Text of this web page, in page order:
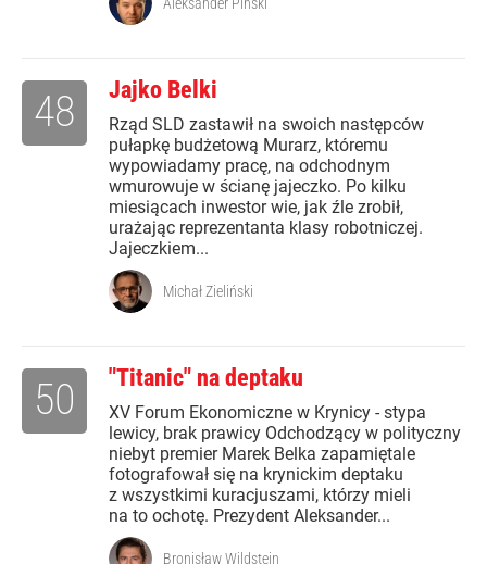
Jajko Belki
Rząd SLD zastawił na swoich następców
pułapkę budżetową Murarz, któremu
wypowiadamy pracę, na odchodnym
wmurowuje w ścianę jajeczko. Po kilku
miesiącach inwestor wie, jak źle zrobił,
urażając reprezentanta klasy robotniczej.
Jajeczkiem...
48
Michał Zieliński
"Titanic" na deptaku
XV Forum Ekonomiczne w Krynicy - stypa
lewicy, brak prawicy Odchodzący w polityczny
niebyt premier Marek Belka zapamiętale
fotografował się na krynickim deptaku
z wszystkimi kuracjuszami, którzy mieli
na to ochotę. Prezydent Aleksander...
50
Bronisław Wildstein